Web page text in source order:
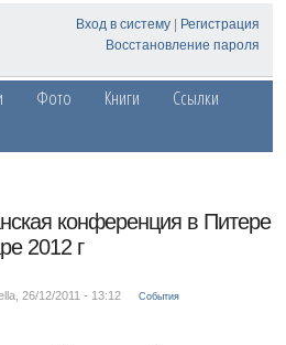
Вход в систему
Регистрация
Восстановление пароля
Фото Книги
Ссылки
конференция в Питере
2012 г
, 26/12/2011 - 13:12 События